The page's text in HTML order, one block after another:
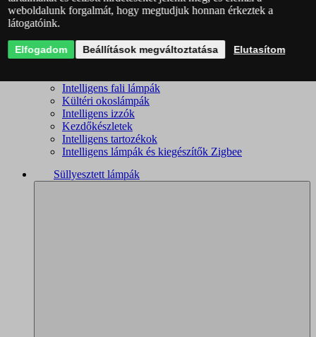
Intelligens csillárok
Okos kislámpák
Okos spotlámpák
Intelligens fali lámpák
Kültéri okoslámpák
Intelligens izzók
Kezdőkészletek
Intelligens tartozékok
Intelligens lámpák és kiegészítők Zigbee
Süllyesztett lámpák
weboldalunk forgalmát, hogy megtudjuk honnan érkeztek a
látogatóink.
Elfogadom Beállítások megváltoztatása Elutasítom